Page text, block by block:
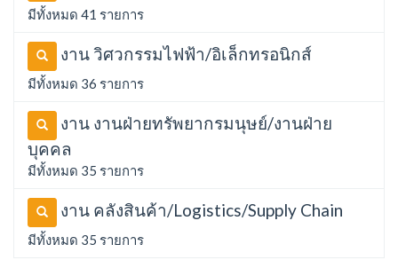
มีทั้งหมด 41 รายการ
งาน วิศวกรรมไฟฟ้า/อิเล็กทรอนิกส์
มีทั้งหมด 36 รายการ
งาน งานฝ่ายทรัพยากรมนุษย์/งานฝ่าย
บุคคล
มีทั้งหมด 35 รายการ
งาน คลังสินค้า/Logistics/Supply Chain
มีทั้งหมด 35 รายการ